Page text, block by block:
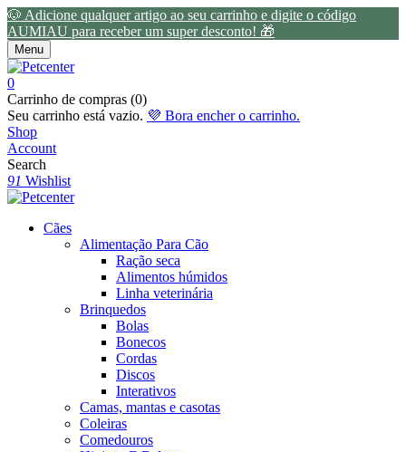
🐶 Adicione qualquer artigo ao seu carrinho e digite o código
AUMIAU para receber um super desconto! 🎁
Menu
0
Carrinho de compras (0)
Seu carrinho está vazio. 💜 Bora encher o carrinho.
Shop
Account
Search
91 Wishlist
Cães
Alimentação Para Cão
Ração seca
Alimentos húmidos
Linha veterinária
Brinquedos
Bolas
Bonecos
Cordas
Discos
Interativos
Camas, mantas e casotas
Coleiras
Comedouros